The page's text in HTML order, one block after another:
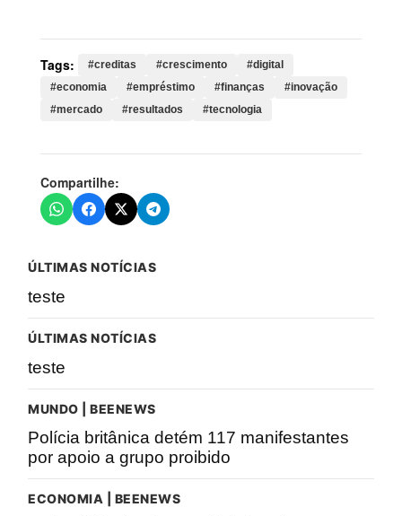
Tags: #creditas #crescimento
#digital
#economia
#empréstimo #finanças
#inovação
#mercado
#resultados #tecnologia
Compartilhe:
ÚLTIMAS NOTÍCIAS
teste
ÚLTIMAS NOTÍCIAS
teste
MUNDO | BEENEWS
Polícia britânica detém 117 manifestantes
por apoio a grupo proibido
ECONOMIA | BEENEWS